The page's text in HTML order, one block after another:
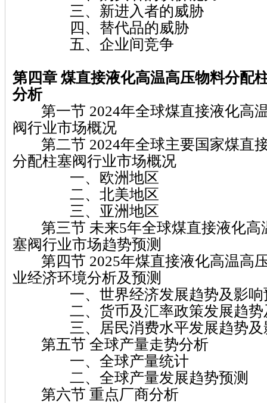
三、新进入者的威胁
四、替代品的威胁
五、企业间竞争
第四章 煤直接液化高温高压物料分配
分析
第一节 2024年全球煤直接液化高
阀行业市场概况
第二节 2024年全球主要国家煤直
分配柱塞阀行业市场概况
一、欧洲地区
二、北美地区
三、亚洲地区
第三节 未来5年全球煤直接液化高
塞阀行业市场趋势预测
第四节 2025年煤直接液化高温高
业经济环境分析及预测
一、世界经济发展趋势及影响
二、货币及汇率政策发展趋势
三、居民消费水平发展趋势及
第五节 全球产量走势分析
一、全球产量统计
二、全球产量发展趋势预测
第六节 重点厂商分析